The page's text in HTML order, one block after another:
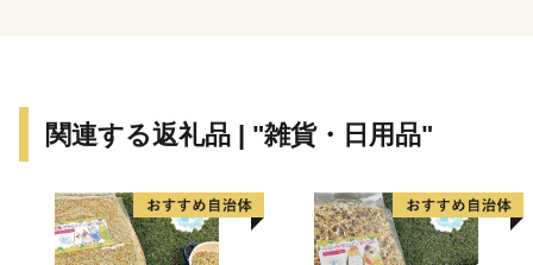
= = =
関連する返礼品 | "雑貨・日用品"